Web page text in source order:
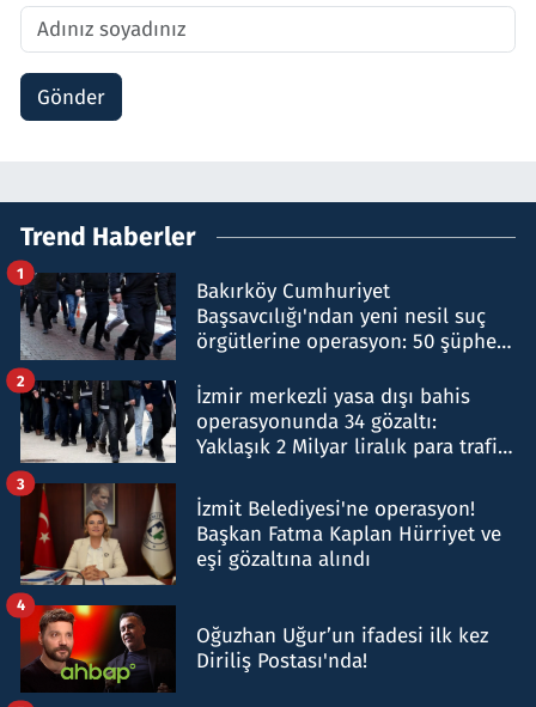
Gönder
Trend Haberler
Bakırköy Cumhuriyet
Başsavcılığı'ndan yeni nesil suç
örgütlerine operasyon: 50 şüpheli
1
İzmir merkezli yasa dışı bahis
operasyonunda 34 gözaltı:
Yaklaşık 2 Milyar liralık para trafiği
2
İzmit Belediyesi'ne operasyon!
Başkan Fatma Kaplan Hürriyet ve
eşi gözaltına alındı
3
Oğuzhan Uğur’un ifadesi ilk kez
Diriliş Postası'nda!
4